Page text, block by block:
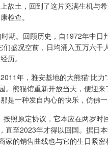
故土，回到了这片充满生机与
检查。
期。回顾历史，自1972年中
盛况空前，日均涌入五万六
历。
年，雅安基地的大熊猫“比力
。熊猫馆重新开放当天，便迎
一种发自内心的快乐，仿佛一
按照原定协议，它本应在两岁
至2023年才得以回国。据日
的销售曲线也与它的生日紧密